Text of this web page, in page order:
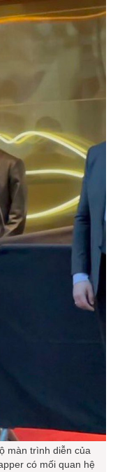
màn trình diễn của
có mối quan hệ